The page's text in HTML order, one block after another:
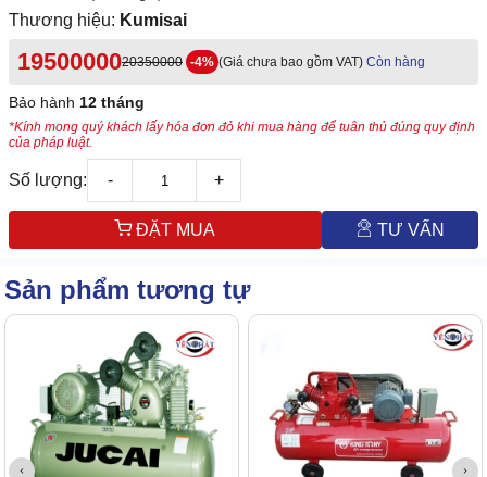
Thương hiệu: Kumisai
1950000020350000 -4% (Giá chưa bao gồm VAT) Còn hàng
Bảo hành 12 tháng
*Kính mong quý khách lấy hóa đơn đỏ khi mua hàng để tuân thủ đúng quy định
của pháp luật.
Số lượng: - +
ĐẶT MUA TƯ VẤN
Sản phẩm tương tự